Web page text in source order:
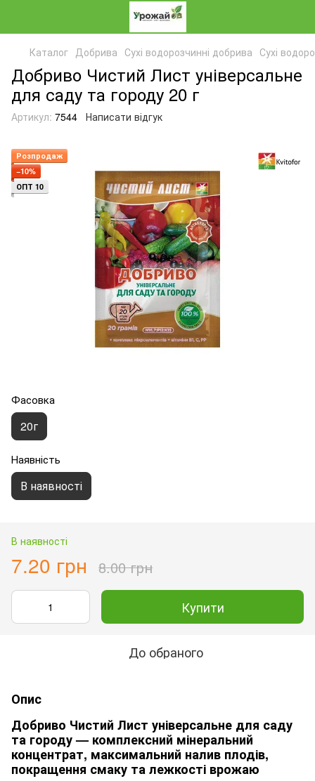
Каталог Добрива Сухі водорозчинні добрива Сухі
Добриво Чистий Лист універсальне
для саду та городу 20 г
Артикул: 7544 Написати відгук
Розпродаж
−10%
ОПТ 10
Фасовка
20г
Наявність
В наявності
В наявності
7.20 грн 8.00 грн
Купити
До обраного
Опис
Добриво Чистий Лист універсальне для саду
та городу — комплексний мінеральний
концентрат, максимальний налив плодів,
покращення смаку та лежкості врожаю